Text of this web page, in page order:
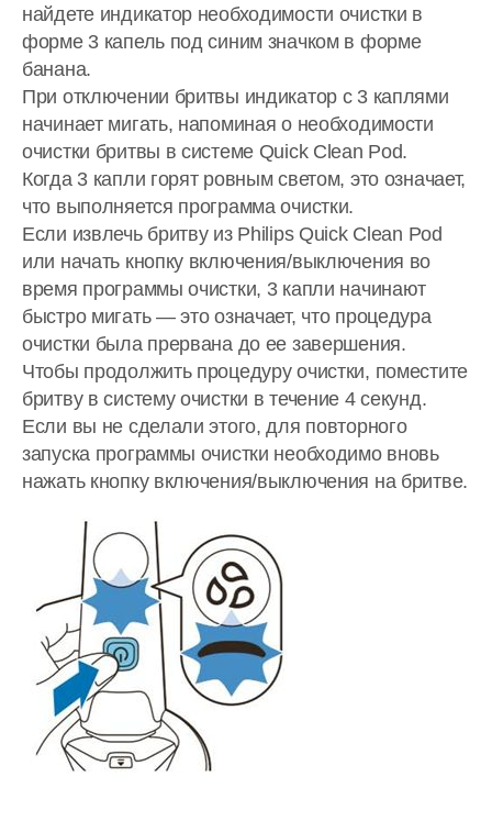
найдете индикатор необходимости очистки в
форме 3 капель под синим значком в форме
банана.
При отключении бритвы индикатор с 3 каплями
начинает мигать, напоминая о необходимости
очистки бритвы в системе Quick Clean Pod.
Когда 3 капли горят ровным светом, это означает,
что выполняется программа очистки.
Если извлечь бритву из Philips Quick Clean Pod
или начать кнопку включения/выключения во
время программы очистки, 3 капли начинают
быстро мигать — это означает, что процедура
очистки была прервана до ее завершения.
Чтобы продолжить процедуру очистки, поместите
бритву в систему очистки в течение 4 секунд.
Если вы не сделали этого, для повторного
запуска программы очистки необходимо вновь
нажать кнопку включения/выключения на бритве.